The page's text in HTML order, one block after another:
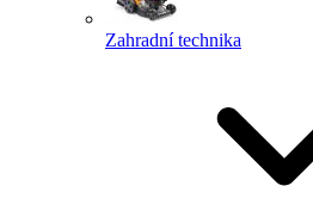
Zahradní technika